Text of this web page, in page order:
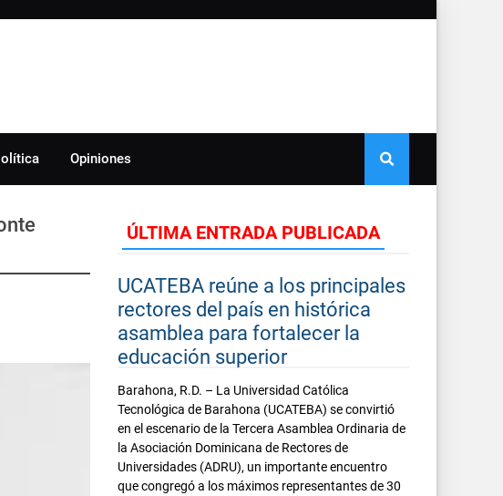
Opiniones
ÚLTIMA ENTRADA PUBLICADA
UCATEBA reúne a los principales
rectores del país en histórica
asamblea para fortalecer la
educación superior
Barahona, R.D. – La Universidad Católica
Tecnológica de Barahona (UCATEBA) se convirtió
en el escenario de la Tercera Asamblea Ordinaria de
la Asociación Dominicana de Rectores de
Universidades (ADRU), un importante encuentro
que congregó a los máximos representantes de 30